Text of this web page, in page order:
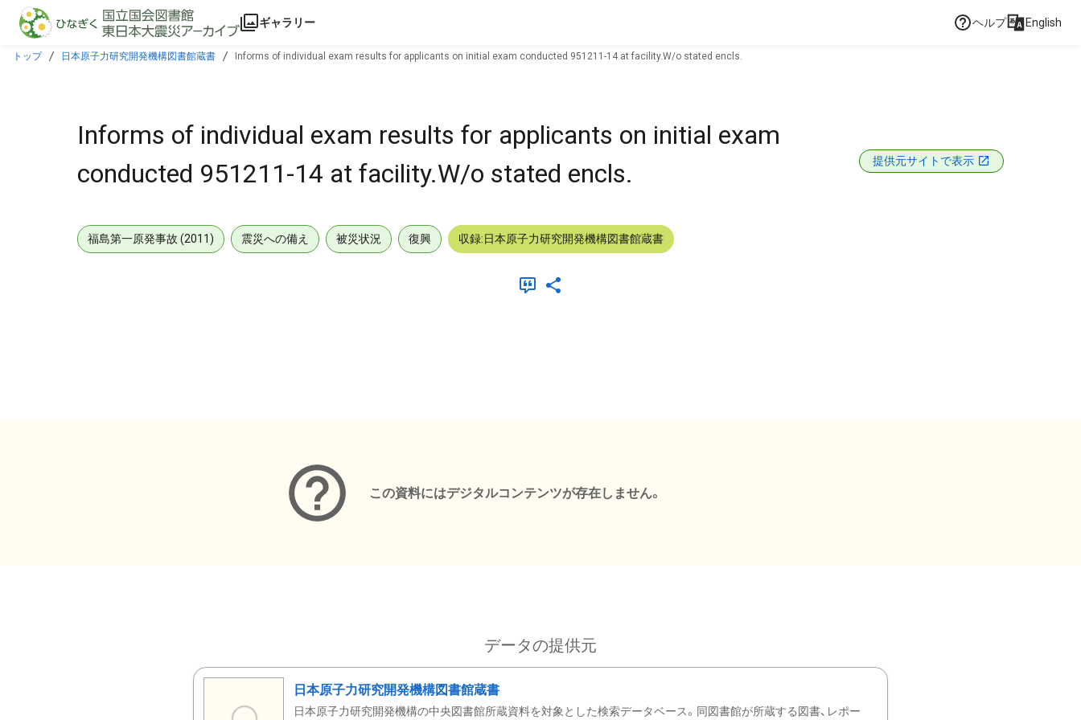
本文に飛ぶ
ギャラリー ヘルプ English
トップ 日本原子力研究開発機構図書館蔵書 Informs of individual exam results for applicants on initial exam conducted 951211-14 at facility.W/o stated encls.
Informs of individual exam results for applicants on initial exam
conducted 951211-14 at facility.W/o stated encls.
提供元サイトで表示
福島第一原発事故 (2011) 震災への備え 被災状況 復興 収録:日本原子力研究開発機構図書館蔵書
この資料にはデジタルコンテンツが存在しません。
データの提供元
日本原子力研究開発機構図書館蔵書
日本原子力研究開発機構の中央図書館所蔵資料を対象とした検索データベース。同図書館が所蔵する図書、レポー